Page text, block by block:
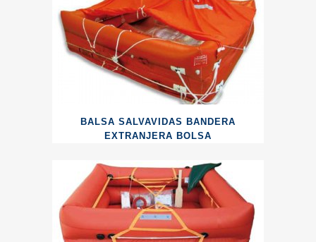
BALSA SALVAVIDAS BANDERA
EXTRANJERA BOLSA